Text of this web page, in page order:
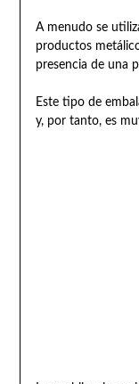
A menudo se
productos
presencia de una
Este tipo de
y, por tanto, es